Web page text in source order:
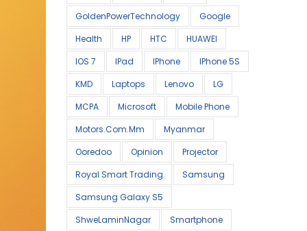
GoldenPowerTechnology
Google
Health
HP HTC
HUAWEI
IOS 7
IPad IPhone
IPhone 5S
KMD
Laptops Lenovo
LG
MCPA
Microsoft
Mobile Phone
Motors.com.mm
Myanmar
Ooredoo
Opinion
Projector
Royal Smart Trading
Samsung
Samsung Galaxy S5
ShweLaminNagar
Smartphone